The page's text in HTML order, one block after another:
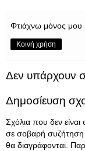
Φτιάχνω μόνος μου
Κοινή χρήση
Δεν υπάρχουν
Δημοσίευση
Σχόλια που δεν
σε σοβαρή συζήτηση
θα διαγράφονται.